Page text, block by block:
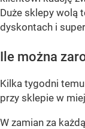
Duże sklepy wolą
dyskontach i
Ile można
Kilka tygodni
przy sklepie w
W zamian za